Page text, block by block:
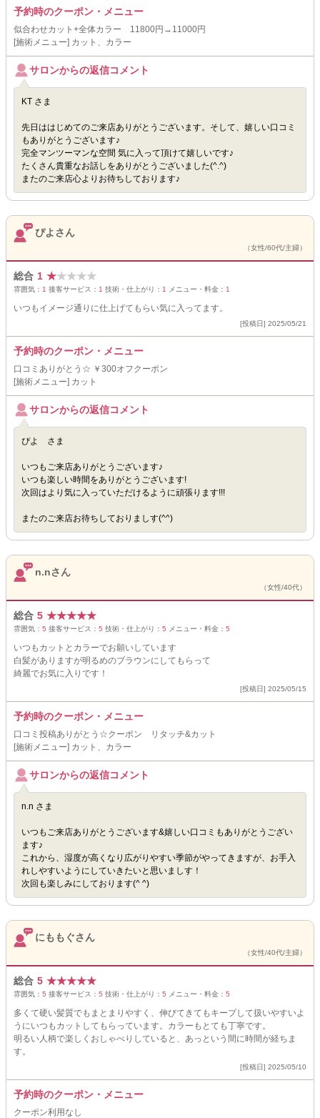
予約時のクーポン・メニュー
似合わせカット+全体カラー 11800円→11000円
[施術メニュー] カット、カラー
サロンからの返信コメント
KT さま
先日ははじめてのご来店ありがとうございます。そして、嬉しい口コミ
もありがとうございます♪
完全マンツーマンな空間 気に入って頂けて嬉しいです♪
たくさん貴重なお話しをありがとうございました(^.^)
またのご来店心よりお待ちしております♪
ぴよさん
（女性/60代/主婦）
総合 1 ★★★★★
雰囲気： 1 接客サービス： 1 技術・仕上がり： 1 メニュー・料金： 1
いつもイメージ通りに仕上げてもらい気に入ってます。
[投稿日] 2025/05/21
予約時のクーポン・メニュー
口コミありがとう☆ ￥300オフクーポン
[施術メニュー] カット
サロンからの返信コメント
ぴよ さま
いつもご来店ありがとうございます♪
いつも楽しい時間をありがとうございます!
次回はより気に入っていただけるように頑張ります!!!
またのご来店お待ちしておりましす(^^)
n.nさん
（女性/40代）
総合 5 ★★★★★
雰囲気： 5 接客サービス： 5 技術・仕上がり： 5 メニュー・料金： 5
いつもカットとカラーでお願いしています
白髪がありますが明るめのブラウンにしてもらって
綺麗でお気に入りです！
[投稿日] 2025/05/15
予約時のクーポン・メニュー
口コミ投稿ありがとう☆クーポン リタッチ&カット
[施術メニュー] カット、カラー
サロンからの返信コメント
n.n さま
いつもご来店ありがとうございます&嬉しい口コミもありがとうござい
ます♪
これから、湿度が高くなり広がりやすい季節がやってきますが、お手入
れしやすいようにしていきたいと思いましす！
次回も楽しみにしております(^ ^)
にももぐさん
（女性/40代/主婦）
総合 5 ★★★★★
雰囲気： 5 接客サービス： 5 技術・仕上がり： 5 メニュー・料金： 5
多くて硬い髪質でもまとまりやすく、伸びてきてもキープして扱いやすいよ
うにいつもカットしてもらっています。カラーもとても丁寧です。
明るい人柄で楽しくおしゃべりしていると、あっという間に時間が経ちま
す。
[投稿日] 2025/05/10
予約時のクーポン・メニュー
クーポン利用なし